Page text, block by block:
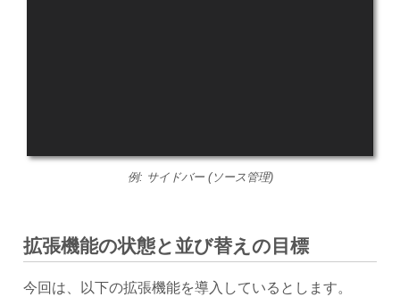
例: サイドバー (ソース管理)
拡張機能の状態と並び替えの目標
今回は、以下の拡張機能を導入しているとします。